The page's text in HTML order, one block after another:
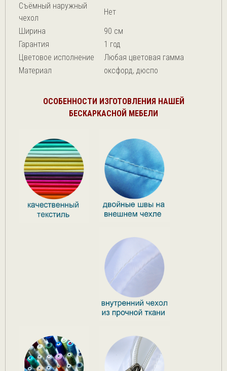
Съёмный наружный
чехол
Нет
Ширина
90 см
Гарантия
1 год
Цветовое исполнение
Любая цветовая гамма
Материал
оксфорд, дюспо
ОСОБЕННОСТИ ИЗГОТОВЛЕНИЯ НАШЕЙ
БЕСКАРКАСНОЙ МЕБЕЛИ